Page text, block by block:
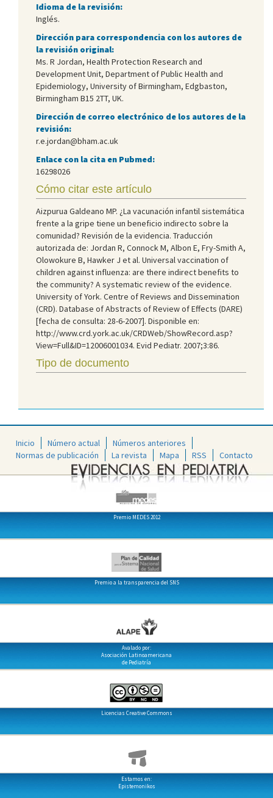
Idioma de la revisión:
Inglés.
Dirección para correspondencia con los autores de
la revisión original:
Ms. R Jordan, Health Protection Research and
Development Unit, Department of Public Health and
Epidemiology, University of Birmingham, Edgbaston,
Birmingham B15 2TT, UK.
Dirección de correo electrónico de los autores de la
revisión:
r.e.jordan@bham.ac.uk
Enlace con la cita en Pubmed:
16298026
Cómo citar este artículo
Aizpurua Galdeano MP. ¿La vacunación infantil sistemática
frente a la gripe tiene un beneficio indirecto sobre la
comunidad? Revisión de la evidencia. Traducción
autorizada de: Jordan R, Connock M, Albon E, Fry-Smith A,
Olowokure B, Hawker J et al. Universal vaccination of
children against influenza: are there indirect benefits to
the community? A systematic review of the evidence.
University of York. Centre of Reviews and Dissemination
(CRD). Database of Abstracts of Review of Effects (DARE)
[fecha de consulta: 28-6-2007]. Disponible en:
http://www.crd.york.ac.uk/CRDWeb/ShowRecord.asp?
View=Full&ID=12006001034. Evid Pediatr. 2007;3:86.
Tipo de documento
Inicio Número actual
Números anteriores
Normas de publicación
La revista Mapa RSS Contacto
Premio MEDES 2012
Premio a la transparencia del SNS
Avalado por:
Asociación Latinoamericana
de Pediatría
Licencias Creative Commons
Estamos en:
Epistemonikos